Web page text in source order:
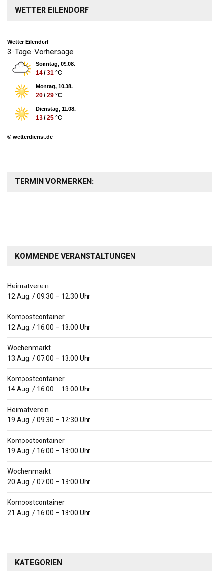
WETTER EILENDORF
Wetter Eilendorf
3-Tage-Vorhersage
Sonntag, 09.08.
14 /31 °C
Montag, 10.08.
20 /29 °C
Dienstag, 11.08.
13 /25 °C
© wetterdienst.de
TERMIN VORMERKEN:
KOMMENDE VERANSTALTUNGEN
Heimatverein
12.Aug. /09:30 – 12:30 Uhr
Kompostcontainer
12.Aug. / 16:00 – 18:00 Uhr
Wochenmarkt
13.Aug. /07:00 – 13:00 Uhr
Kompostcontainer
14.Aug. / 16:00 – 18:00 Uhr
Heimatverein
19.Aug. /09:30 – 12:30 Uhr
Kompostcontainer
19.Aug. / 16:00 – 18:00 Uhr
Wochenmarkt
20.Aug. /07:00 – 13:00 Uhr
Kompostcontainer
21.Aug. / 16:00 – 18:00 Uhr
KATEGORIEN